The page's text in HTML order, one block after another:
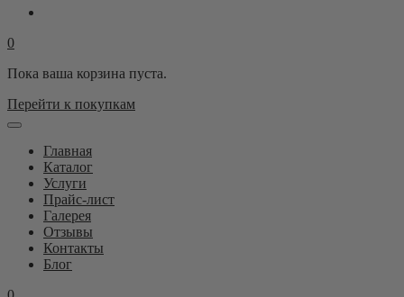
0
Пока ваша корзина пуста.
Перейти к покупкам
Главная
Каталог
Услуги
Прайс-лист
Галерея
Отзывы
Контакты
Блог